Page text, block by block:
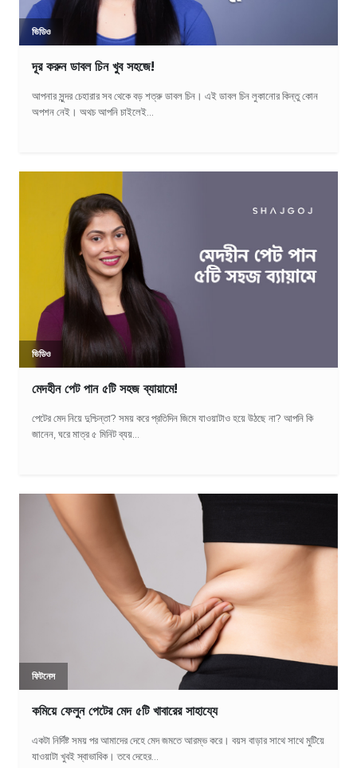
ভিডিও
দূর করুন ডাবল চিন খুব সহজে!
আপনার সুন্দর চেহারার সব থেকে বড় শত্রু ডাবল চিন। এই ডাবল চিন লুকানোর কিন্তু কোন
অপশন নেই। অথচ আপনি চাইলেই...
ভিডিও
মেদহীন পেট পান ৫টি সহজ ব্যায়ামে!
পেটের মেদ নিয়ে দুশ্চিন্তা? সময় করে প্রতিদিন জিমে যাওয়াটাও হয়ে উঠছে না? আপনি কি
জানেন, ঘরে মাত্র ৫ মিনিট ব্যয়...
ফিটনেস
কমিয়ে ফেলুন পেটের মেদ ৫টি খাবারের সাহায্যে
একটা নির্দিষ্ট সময় পর আমাদের দেহে মেদ জমতে আরম্ভ করে। বয়স বাড়ার সাথে সাথে মুটিয়ে
যাওয়াটা খুবই স্বাভাবিক। তবে দেহের...